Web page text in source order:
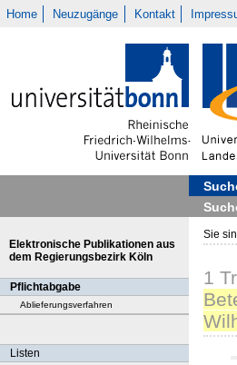
Home Neuzugänge Kontakt
Elektronische Publikationen aus
dem Regierungsbezirk Köln
Pflichtabgabe
Ablieferungsverfahren
Listen
Sie
1